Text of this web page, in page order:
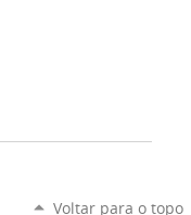
Voltar para o topo